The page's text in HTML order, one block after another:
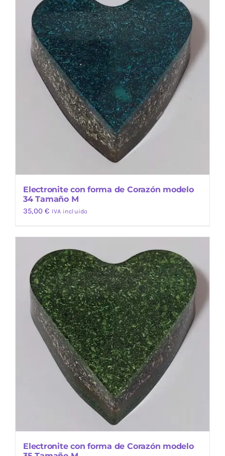
Electronite con forma de Corazón modelo
34 Tamaño M
35,00€ IVA incluido
Electronite con forma de Corazón modelo